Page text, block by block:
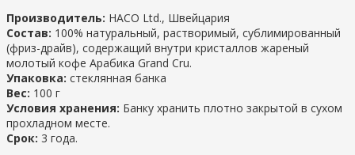
Производитель: HACO Ltd., Швейцария
Состав: 100% натуральный, растворимый, сублимированный
(фриз-драйв), содержащий внутри кристаллов жареный
молотый кофе Арабика Grand Cru.
Упаковка: стеклянная банка
Вес: 100 г
Условия хранения: Банку хранить плотно закрытой в сухом
прохладном месте.
Срок: 3 года.